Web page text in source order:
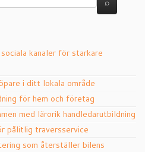
kanaler för starkare
i ditt lokala område
för hem och företag
med lärorik handledarutbildning
pålitlig traversservice
som återställer bilens